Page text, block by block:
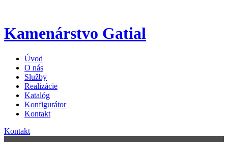
Kamenárstvo Gatial
Úvod
O nás
Služby
Realizácie
Katalóg
Konfigurátor
Kontakt
Kontakt